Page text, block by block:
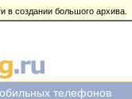
создании большого архива.
телефонов